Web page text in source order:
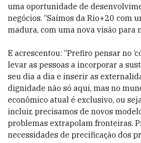
uma oportunidade de
negócios. “Saímos da Rio+20 com
madura, com uma nova visão para
E acrescentou: “Prefiro pensar no
levar as pessoas a incorporar a
seu dia a dia e inserir as
dignidade não só aqui, mas no
econômico atual é exclusivo, ou
incluir, precisamos de novos
problemas extrapolam fronteiras.
necessidades de precificação dos